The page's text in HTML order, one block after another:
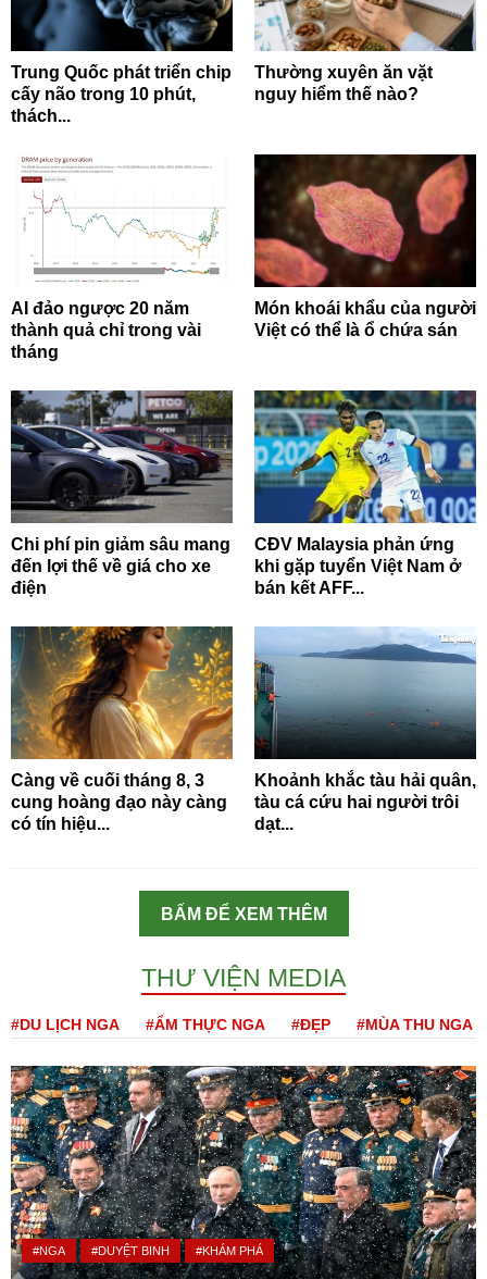
Trung Quốc phát triển chip
cấy não trong 10 phút,
thách...
Thường xuyên ăn vặt
nguy hiểm thế nào?
AI đảo ngược 20 năm
thành quả chỉ trong vài
tháng
Món khoái khẩu của người
Việt có thể là ổ chứa sán
Chi phí pin giảm sâu mang
đến lợi thế về giá cho xe
điện
CĐV Malaysia phản ứng
khi gặp tuyển Việt Nam ở
bán kết AFF...
Càng về cuối tháng 8, 3
cung hoàng đạo này càng
có tín hiệu...
Khoảnh khắc tàu hải quân,
tàu cá cứu hai người trôi
dạt...
BẤM ĐỂ XEM THÊM
THƯ VIỆN MEDIA
#DU LỊCH NGA #ẨM THỰC NGA #ĐẸP #MÙA THU NGA
#NGA #DUYỆT BINH #KHÁM PHÁ